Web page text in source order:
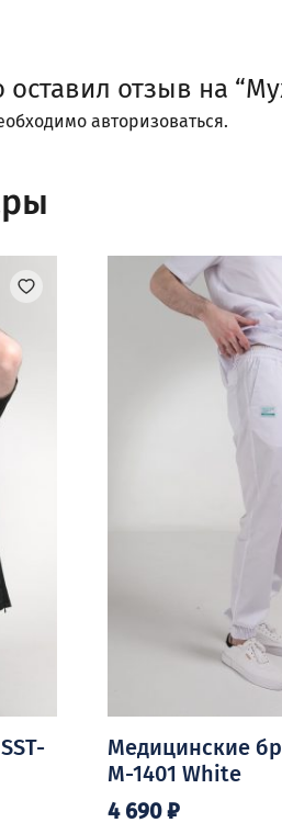
оставил отзыв на
авторизоваться.
Медицинские
M-1401 White
4 690₽